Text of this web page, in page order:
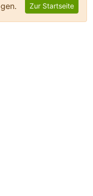
Zur Startseite